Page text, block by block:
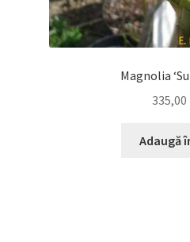
Magnolia
335,00
Adaugă